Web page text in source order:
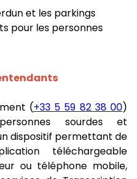
et les parkings
pour les personnes
(+33 5 59 82 38 00)
sourdes et
dispositif permettant de
téléchargeable
ou téléphone mobile,